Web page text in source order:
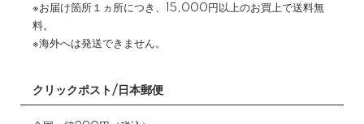
※お届け箇所１ヵ所につき、15,000円以上のお買上で送料無
料。
※海外へは発送できません。
クリックポスト/日本郵便